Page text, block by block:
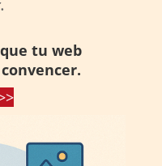
tu web